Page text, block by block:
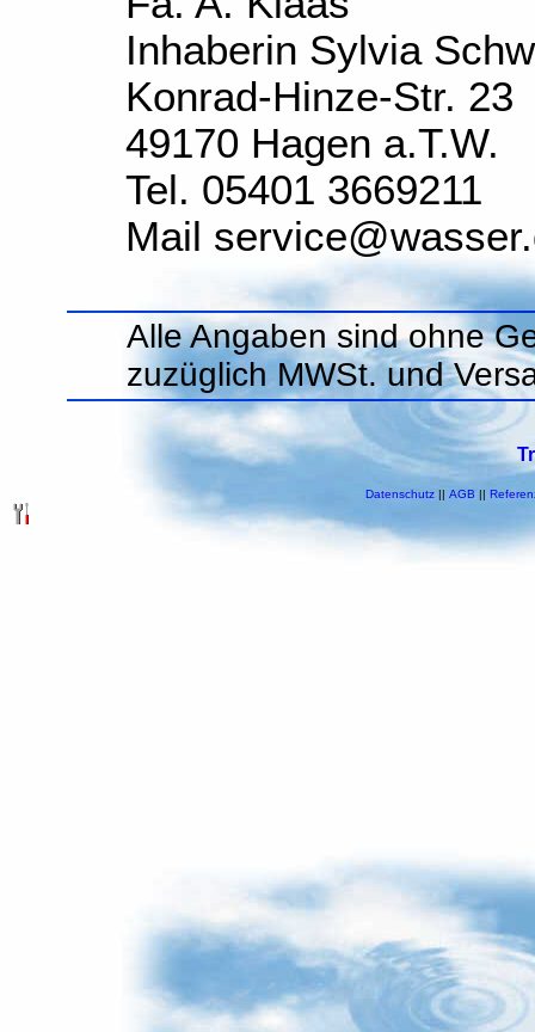
Inhaberin Sylvia
Konrad-Hinze-Str. 23
49170 Hagen a.T.W.
Tel. 05401 3669211
Mail
Alle Angaben sind ohne
zuzüglich MWSt. und
Datenschutz|| AGB ||